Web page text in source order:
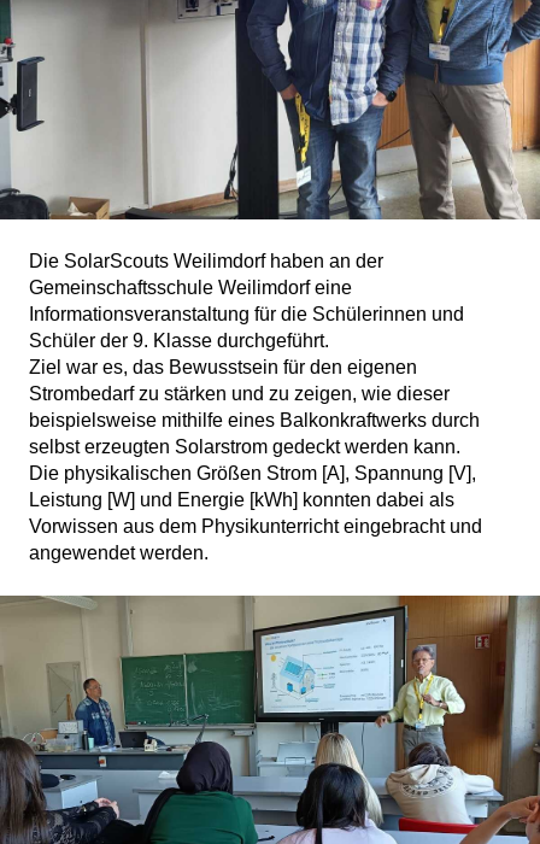
Die SolarScouts Weilimdorf haben an der
Gemeinschaftsschule Weilimdorf eine
Informationsveranstaltung für die Schülerinnen und
Schüler der 9. Klasse durchgeführt.
Ziel war es, das Bewusstsein für den eigenen
Strombedarf zu stärken und zu zeigen, wie dieser
beispielsweise mithilfe eines Balkonkraftwerks durch
selbst erzeugten Solarstrom gedeckt werden kann.
Die physikalischen Größen Strom [A], Spannung [V],
Leistung [W] und Energie [kWh] konnten dabei als
Vorwissen aus dem Physikunterricht eingebracht und
angewendet werden.